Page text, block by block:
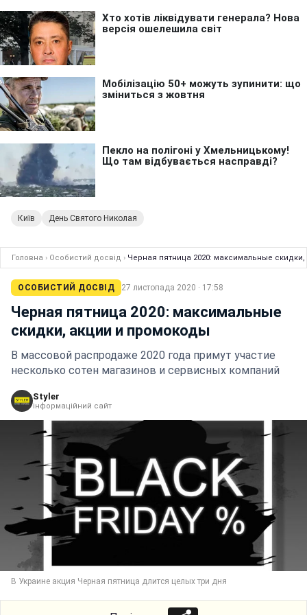
Київ День Святого Николая
Головна › Особистий досвід › Черная пятница 2020: максимальные
ОСОБИСТИЙ ДОСВІД 27 листопада 2020 · 17:58
Черная пятница 2020: максимальные
скидки, акции и промокоды
В массовой распродаже 2020 года примут участие
несколько сотен магазинов и сервисных компаний
Styler
інформаційний сайт
В Украине акция Черная пятница длится целых три дня